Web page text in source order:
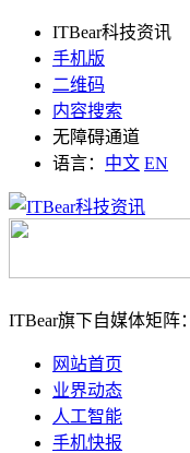
ITBear科技资讯
手机版
二维码
内容搜索
无障碍通道
语言： 中文 EN
ITBear旗下自媒体矩阵：
网站首页
业界动态
人工智能
手机快报